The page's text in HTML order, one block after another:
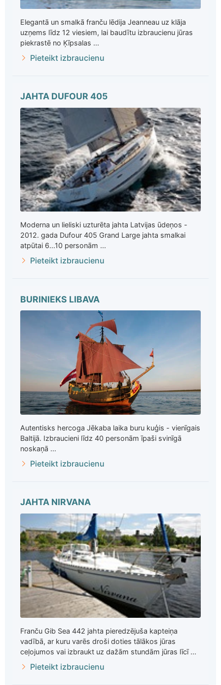
Elegantā un smalkā franču lēdija Jeanneau uz klāja
uzņems līdz 12 viesiem, lai baudītu izbraucienu jūras
piekrastē no Ķīpsalas ...
Pieteikt izbraucienu
JAHTA DUFOUR 405
Moderna un lieliski uzturēta jahta Latvijas ūdeņos -
2012. gada Dufour 405 Grand Large jahta smalkai
atpūtai 6...10 personām ...
Pieteikt izbraucienu
BURINIEKS LIBAVA
Autentisks hercoga Jēkaba laika buru kuģis - vienīgais
Baltijā. Izbraucieni līdz 40 personām īpaši svinīgā
noskaņā ...
Pieteikt izbraucienu
JAHTA NIRVANA
Franču Gib Sea 442 jahta pieredzējuša kapteiņa
vadībā, ar kuru varēs droši doties tālākos jūras
ceļojumos vai izbraukt uz dažām stundām jūras līcī ...
Pieteikt izbraucienu